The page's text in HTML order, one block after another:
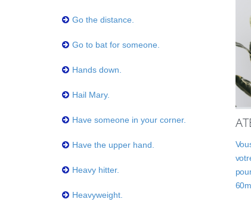
Go the distance.
Go to bat for someone.
Hands down.
Hail Mary.
Have someone in your corner.
Have the upper hand.
Heavy hitter.
Heavyweight.